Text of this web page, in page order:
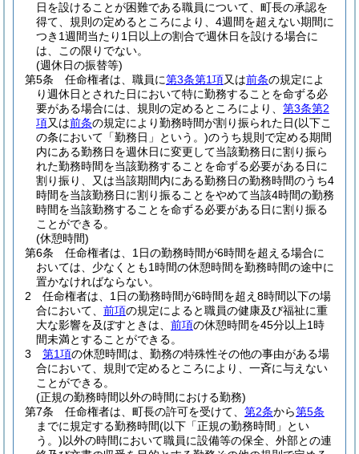
日を設けることが困難である職員について、町長の承認を
得て、規則の定めるところにより、4週間を超えない期間に
つき1週間当たり1日以上の割合で週休日を設ける場合に
は、この限りでない。
(週休日の振替等)
第5条
任命権者は、職員に第3条第1項又は前条の規定によ
り週休日とされた日において特に勤務することを命ずる必
要がある場合には、規則の定めるところにより、 第3条第2
項又は前条の規定により勤務時間が割り振られた日(以下こ
の条において「勤務日」という。)のうち規則で定める期間
内にある勤務日を週休日に変更して当該勤務日に割り振ら
れた勤務時間を当該勤務することを命ずる必要がある日に
割り振り、又は当該期間内にある勤務日の勤務時間のうち4
時間を当該勤務日に割り振ることをやめて当該4時間の勤務
時間を当該勤務することを命ずる必要がある日に割り振る
ことができる。
(休憩時間)
第6条
任命権者は、1日の勤務時間が6時間を超える場合に
おいては、少なくとも1時間の休憩時間を勤務時間の途中に
置かなければならない。
2
任命権者は、1日の勤務時間が6時間を超え8時間以下の場
合において、 前項の規定によると職員の健康及び福祉に重
大な影響を及ぼすときは、 前項の休憩時間を45分以上1時
間未満とすることができる。
3
第1項の休憩時間は、勤務の特殊性その他の事由がある場
合において、規則で定めるところにより、一斉に与えない
ことができる。
(正規の勤務時間以外の時間における勤務)
第7条
任命権者は、町長の許可を受けて、 第2条から第5条
までに規定する勤務時間(以下「正規の勤務時間」とい
う。)以外の時間において職員に設備等の保全、外部との連